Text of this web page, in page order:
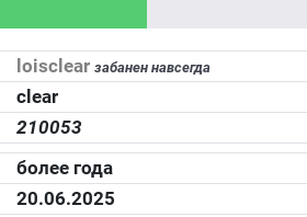
loisclearзабанен навсегда
clear
210053
более года
20.06.2025